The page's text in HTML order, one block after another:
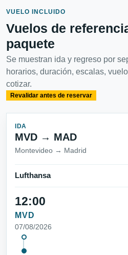
VUELO INCLUIDO
Vuelos de
paquete
Se muestran ida y regreso por
horarios, duración, escalas,
cotizar.
Revalidar antes de reservar
IDA
MVD → MAD
Montevideo → Madrid
Lufthansa
12:00
MVD
07/08/2026